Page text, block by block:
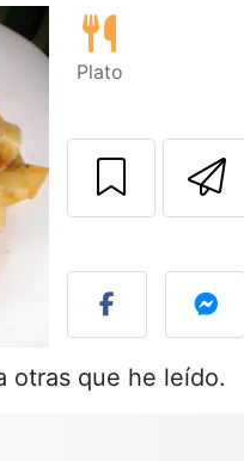
Plato
otras que he leído.